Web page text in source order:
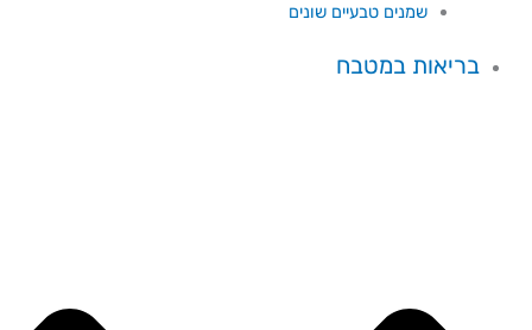
שמנים טבעיים שונים
בריאות במטבח